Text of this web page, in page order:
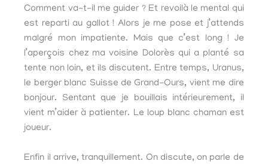
Comment va-t-il me guider ? Et revoilà le mental qui
est reparti au gallot ! Alors je me pose et j’attends
malgré mon impatiente. Mais que c’est long ! Je
l’aperçois chez ma voisine Dolorès qui a planté sa
tente non loin, et ils discutent. Entre temps, Uranus,
le berger blanc Suisse de Grand-Ours, vient me dire
bonjour. Sentant que je bouillais intérieurement, il
vient m’aider à patienter. Le loup blanc chaman est
joueur.
Enfin il arrive, tranquillement. On discute, on parle de